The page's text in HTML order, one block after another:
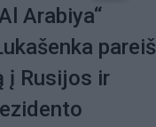
Arabiya“
į Rusijos ir